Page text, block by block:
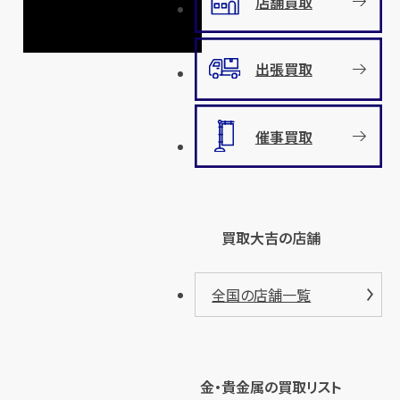
出張買取
催事買取
買取大吉の店舗
全国の店舗一覧
金・貴金属の買取リスト